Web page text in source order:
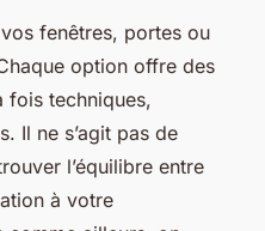
fenêtres, portes ou
option offre des
fois techniques,
Il ne s’agit pas de
l’équilibre entre
à votre